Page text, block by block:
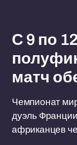
С 9 по
матч
Чемпионат
дуэль
африканцев